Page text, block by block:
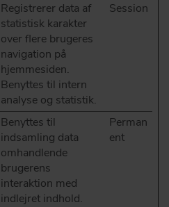
Registrerer data af
statistisk karakter
over flere brugeres
navigation på
hjemmesiden.
Benyttes til intern
analyse og statistik.
Session
Benyttes til
indsamling data
omhandlende
brugerens
interaktion med
indlejret indhold.
Perman
ent